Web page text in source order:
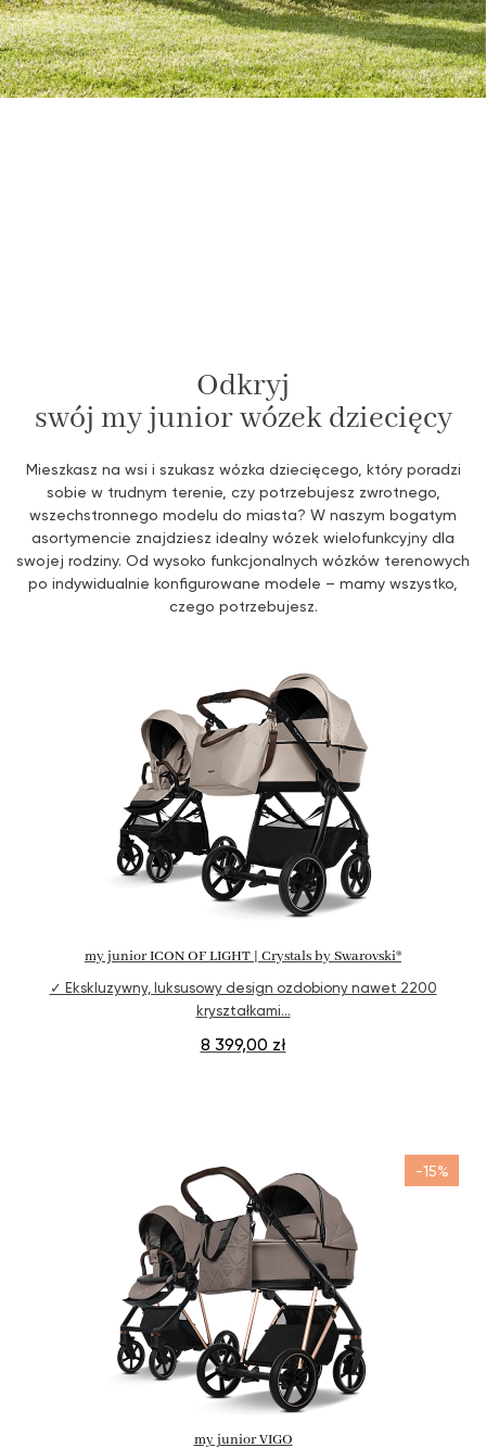
Odkryj
swój my junior wózek dziecięcy
Mieszkasz na wsi i szukasz wózka dziecięcego, który poradzi
sobie w trudnym terenie, czy potrzebujesz zwrotnego,
wszechstronnego modelu do miasta? W naszym bogatym
asortymencie znajdziesz idealny wózek wielofunkcyjny dla
swojej rodziny. Od wysoko funkcjonalnych wózków terenowych
po indywidualnie konfigurowane modele – mamy wszystko,
czego potrzebujesz.
odkryj teraz
my junior ICON OF LIGHT | Crystals by Swarovski®
✓ Ekskluzywny, luksusowy design ozdobiony nawet 2200
kryształkami…
8 399,00 zł
odkryj teraz
-15%
my junior VIGO